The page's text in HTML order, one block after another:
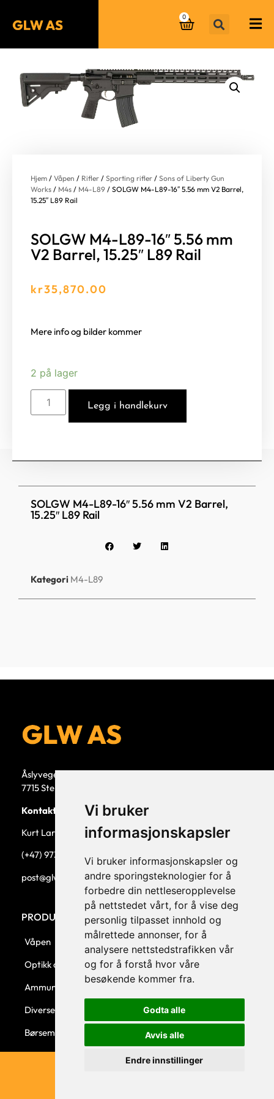
Vi bruker
informasjonskapsler
Vi bruker informasjonskapsler og
andre sporingsteknologier for å
forbedre din nettleseropplevelse
på nettstedet vårt, for å vise deg
personlig tilpasset innhold og
målrettede annonser, for å
analysere nettstedstrafikken vår
og for å forstå hvor våre
besøkende kommer fra.
Godta alle
Avvis alle
Endre innstillinger
0
Hjem / Våpen / Rifler / Sporting rifler / Sons of Liberty Gun
Works / M4s / M4-L89 / SOLGW M4-L89-16″ 5.56 mm V2 Barrel,
15.25″ L89 Rail
SOLGW M4-L89-16″ 5.56 mm
V2 Barrel, 15.25″ L89 Rail
kr35,870.00
Mere info og bilder kommer
2 på lager
Legg i handlekurv
SOLGW M4-L89-16″ 5.56 mm V2 Barrel,
15.25″ L89 Rail
Kategori M4-L89
Åslyvegen 5b
7715 Steinkjer
Kontaktperson
Kurt Larsen, daglig leder.
(+47) 973 33 332
post@glw.no
PRODUKTKATEGORIER
Våpen
Optikk og montasjer
Ammunisjon
Diverse
Børsemaker